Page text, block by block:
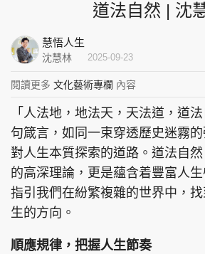
集團旗下品牌
東周刊 cazbuyer
PCM 電腦廣場
道法自然 | 沈
慧悟人生
沈慧林 2025-09-23
閱讀更多 文化藝術專欄 內容
「人法地，地法天，天法道，道
句箴言，如同一束穿透歷史迷霧
對人生本質探索的道路。道法自
的高深理論，更是蘊含着豐富人生
指引我們在紛繁複雜的世界中，
生的方向。
順應規律，把握人生節奏